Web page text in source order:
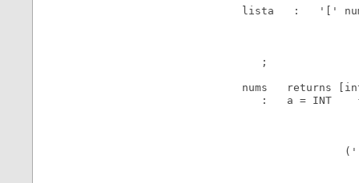
lista   :   '['
   ;
nums   returns
:   a = INT